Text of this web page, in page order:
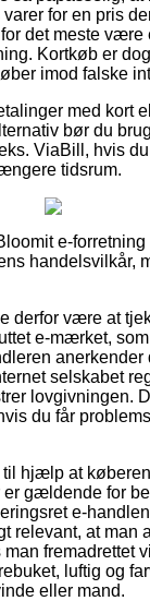
for en pris
det meste være
Kortkøb er
imod falske
med kort
bør du
ViaBill, hvis
tidsrum.
e-
handelsvilkår,
derfor være at
e-mærket,
anerkender
selskabet
lovgivningen.
du får
hjælp at
gældende for
e-
relevant, at man
fremadrettet
luftig og
eller mand.